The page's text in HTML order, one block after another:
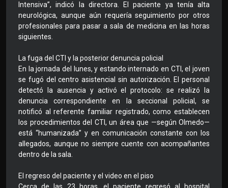
Intensiva”, indicó la directora. El paciente ya tenía alta
neurológica, aunque aún requería seguimiento por otros
profesionales para pasar a sala de medicina en las horas
siguientes.
La fuga del CTI y la posterior denuncia policial
En la jornada del lunes, y estando internado en CTI, el joven
se fugó del centro asistencial sin autorización. El personal
detectó la ausencia y activó el protocolo: se realizó la
denuncia correspondiente en la seccional policial, se
notificó al referente familiar registrado, como establecen
los procedimientos del CTI, un área que —según Olmedo—
está “humanizada” y en comunicación constante con los
allegados, aunque no siempre cuente con acompañantes
dentro de la sala.
El regreso del paciente y el video en el piso